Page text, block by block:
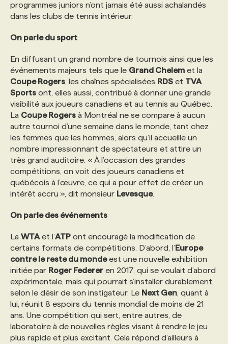
programmes juniors n’ont jamais été aussi achalandés
dans les clubs de tennis intérieur.
On parle du sport
En diffusant un grand nombre de tournois ainsi que les
événements majeurs tels que le Grand Chelem et la
Coupe Rogers , les chaînes spécialisées RDS et TVA
Sports ont, elles aussi, contribué à donner une grande
visibilité aux joueurs canadiens et au tennis au Québec.
La Coupe Rogers à Montréal ne se compare à aucun
autre tournoi d’une semaine dans le monde, tant chez
les femmes que les hommes, alors qu’il accueille un
nombre impressionnant de spectateurs et attire un
très grand auditoire. « À l’occasion des grandes
compétitions, on voit des joueurs canadiens et
québécois à l’œuvre, ce qui a pour effet de créer un
intérêt accru », dit monsieur Levesque.
On parle des événements
La WTA et l’ATP ont encouragé la modification de
certains formats de compétitions. D’abord, l’Europe
contre le reste du mondeest une nouvelle exhibition
initiée par Roger Federer en 2017, qui se voulait d’abord
expérimentale, mais qui pourrait s’installer durablement,
selon le désir de son instigateur. Le Next Gen , quant à
lui, réunit 8 espoirs du tennis mondial de moins de 21
ans. Une compétition qui sert, entre autres, de
laboratoire à de nouvelles règles visant à rendre le jeu
plus rapide et plus excitant. Cela répond d’ailleurs à